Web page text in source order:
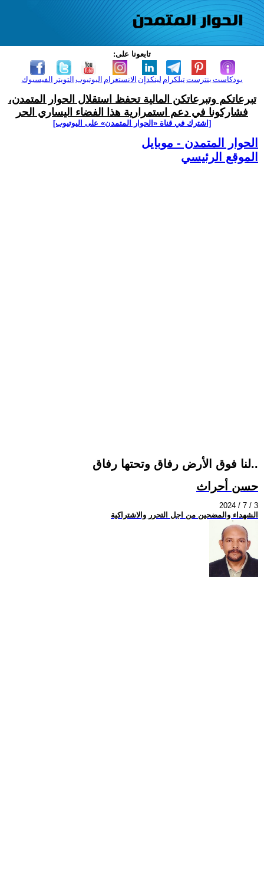
تابعونا على:
الفيسبوك التويتر اليوتيوب الانستغرام لينكدإن تيلكرامبنترست بودكاست
تبرعاتكم وتبرعاتكن المالية تحفظ استقلال الحوار المتمدن،
فشاركونا في دعم استمرارية هذا الفضاء اليساري الحر
[اشترك في قناة ‫«الحوار المتمدن» على اليوتيوب]
الحوار المتمدن - موبايل
الموقع الرئيسي
لنا فوق الأرض رفاق وتحتها رفاق..
حسن أحراث
2024 / 7 / 3
الشهداء والمضحين من اجل التحرر والاشتراكية